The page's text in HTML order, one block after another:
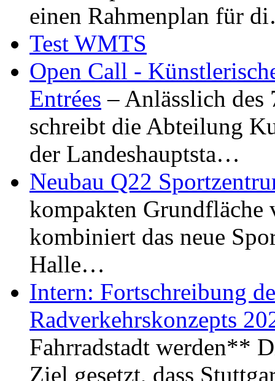
einen Rahmenplan für
Test WMTS
Open Call -
Entrées – Anlässlich
schreibt die Abteilung
der Landeshauptsta…
Neubau Q22
kompakten Grundfläche
kombiniert das neue
Halle…
Intern: Fortschreibung
Radverkehrskonzepts
Fahrradstadt werden**
Ziel gesetzt, dass